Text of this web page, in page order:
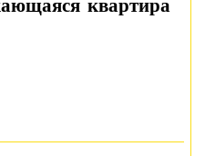
квартира